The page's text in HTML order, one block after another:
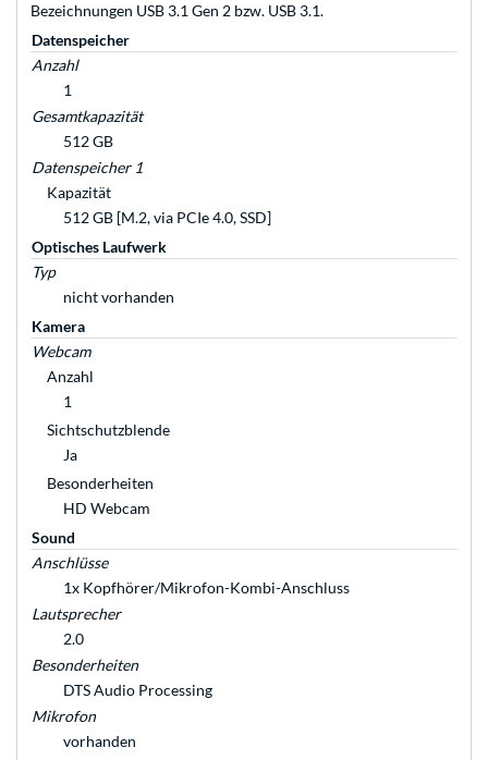
Bezeichnungen USB 3.1 Gen 2 bzw. USB 3.1.
Datenspeicher
Anzahl
1
Gesamtkapazität
512 GB
Datenspeicher 1
Kapazität
512 GB [M.2, via PCIe 4.0, SSD]
Optisches Laufwerk
Typ
nicht vorhanden
Kamera
Webcam
Anzahl
1
Sichtschutzblende
Ja
Besonderheiten
HD Webcam
Sound
Anschlüsse
1x Kopfhörer/Mikrofon-Kombi-Anschluss
Lautsprecher
2.0
Besonderheiten
DTS Audio Processing
Mikrofon
vorhanden